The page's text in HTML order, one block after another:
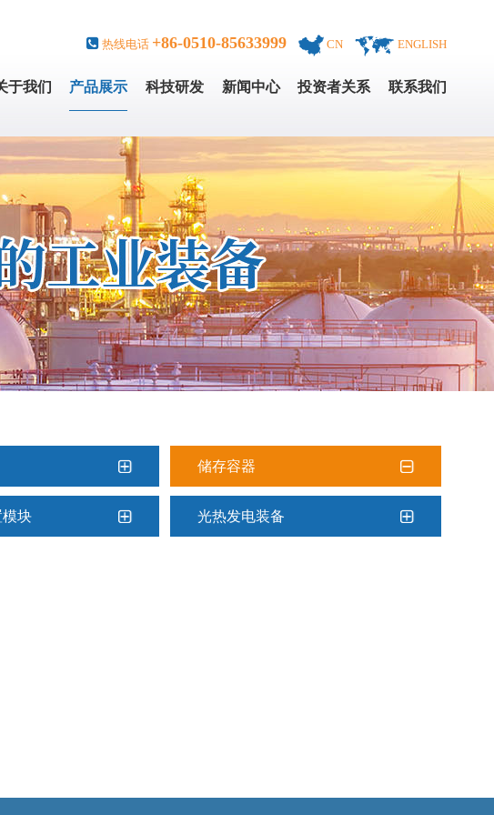
热线电话 +86-0510-85633999 CN ENGLISH
于我们 产品展示 科技研发 新闻中心 投资者关系 联系我们
储存容器
块 光热发电装备